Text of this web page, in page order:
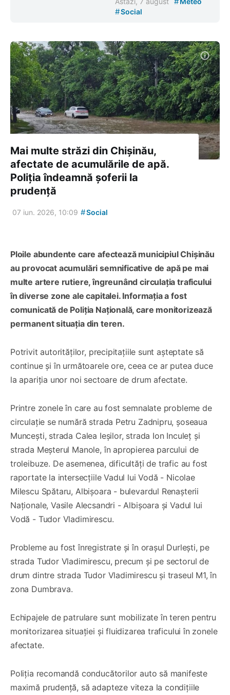
#Social
Mai multe străzi din Chișinău,
afectate de acumulările de apă.
Poliția îndeamnă șoferii la
prudență
07 iun. 2026, 10:09 #Social
Ploile abundente care afectează municipiul Chișinău
au provocat acumulări semnificative de apă pe mai
multe artere rutiere, îngreunând circulația traficului
în diverse zone ale capitalei. Informația a fost
comunicată de Poliția Națională, care monitorizează
permanent situația din teren.
Potrivit autorităților, precipitațiile sunt așteptate să
continue și în următoarele ore, ceea ce ar putea duce
la apariția unor noi sectoare de drum afectate.
Printre zonele în care au fost semnalate probleme de
circulație se numără strada Petru Zadnipru, șoseaua
Muncești, strada Calea Ieșilor, strada Ion Inculeț și
strada Meșterul Manole, în apropierea parcului de
troleibuze. De asemenea, dificultăți de trafic au fost
raportate la intersecțiile Vadul lui Vodă - Nicolae
Milescu Spătaru, Albișoara - bulevardul Renașterii
Naționale, Vasile Alecsandri - Albișoara și Vadul lui
Vodă - Tudor Vladimirescu.
Probleme au fost înregistrate și în orașul Durlești, pe
strada Tudor Vladimirescu, precum și pe sectorul de
drum dintre strada Tudor Vladimirescu și traseul M1, în
zona Dumbrava.
Echipajele de patrulare sunt mobilizate în teren pentru
monitorizarea situației și fluidizarea traficului în zonele
afectate.
Poliția recomandă conducătorilor auto să manifeste
maximă prudență, să adapteze viteza la condițiile